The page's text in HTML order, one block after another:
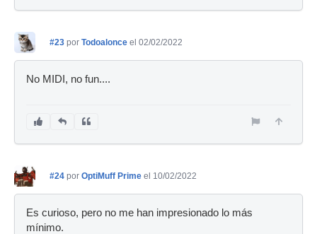
#23 por Todoalonce el 02/02/2022
No MIDI, no fun....
#24 por OptiMuff Prime el 10/02/2022
Es curioso, pero no me han impresionado lo más
mínimo.